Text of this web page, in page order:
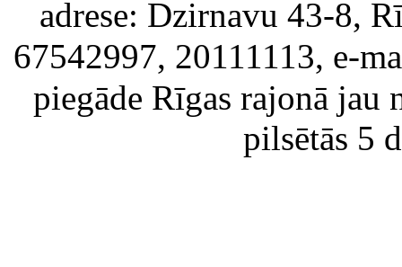
adrese: Dzirnavu 43-8,
67542997, 20111113, e-
piegāde Rīgas rajonā jau
pilsētās 5